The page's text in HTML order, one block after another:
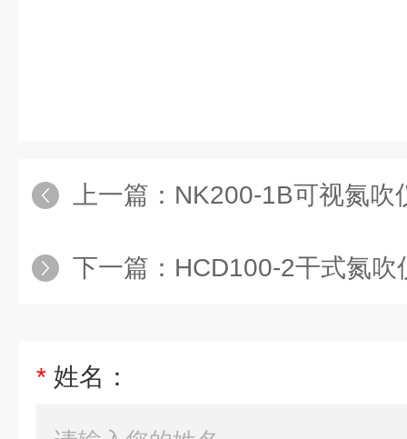
上一篇： NK200-1B可视氮吹
下一篇： HCD100-2干式氮吹
* 姓名：